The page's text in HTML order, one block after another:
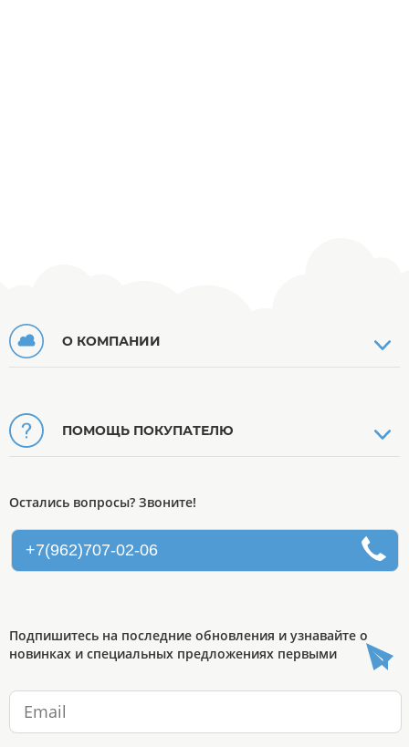
О КОМПАНИИ
ПОМОЩЬ ПОКУПАТЕЛЮ
Остались вопросы? Звоните!
+7(962)707-02-06
Подпишитесь на последние обновления и узнавайте о
новинках и специальных предложениях первыми